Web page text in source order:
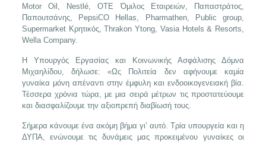
Motor Oil, Nestlé, ΟΤΕ Όμιλος Εταιρειών, Παπαστράτος,
Παπουτσάνης, PepsiCO Hellas, Pharmathen, Public group,
Supermarket Κρητικός, Thrakon Ytong, Vasia Hotels & Resorts,
Wella Company.
Η Υπουργός Εργασίας και Κοινωνικής Ασφάλισης Δόμνα
Μιχαηλίδου, δήλωσε: «Ως Πολιτεία δεν αφήνουμε καμία
γυναίκα μόνη απέναντι στην έμφυλη και ενδοοικογενειακή βία.
Τέσσερα χρόνια τώρα, με μια σειρά μέτρων τις προστατεύουμε
και διασφαλίζουμε την αξιοπρεπή διαβίωσή τους.
Σήμερα κάνουμε ένα ακόμη βήμα γι’ αυτό. Τρία υπουργεία και η
ΔΥΠΑ, ενώνουμε τις δυνάμεις μας προκειμένου γυναίκες οι